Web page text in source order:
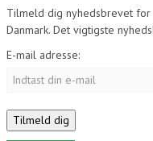
Tilmeld dig nyhedsbrevet
Danmark. Det vigtigste
E-mail adresse: